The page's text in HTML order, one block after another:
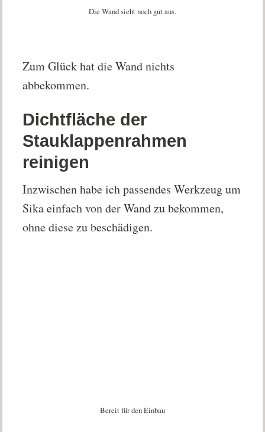
Die Wand sieht noch gut aus.
Zum Glück hat die Wand nichts
abbekommen.
Dichtfläche der
Stauklappenrahmen
reinigen
Inzwischen habe ich passendes Werkzeug um
Sika einfach von der Wand zu bekommen,
ohne diese zu beschädigen.
Bereit für den Einbau